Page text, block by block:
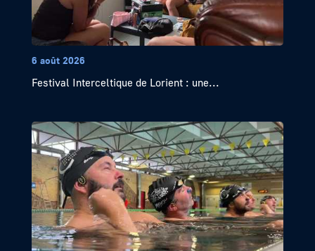
6 août 2026
Festival Interceltique de Lorient : une...